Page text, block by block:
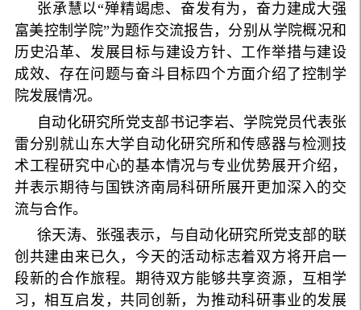
张承慧以“殚精竭虑、奋发有为，奋力建成大强
富美控制学院”为题作交流报告，分别从学院概况和
历史沿革、发展目标与建设方针、工作举措与建设
成效、存在问题与奋斗目标四个方面介绍了控制学
院发展情况。
自动化研究所党支部书记李岩、学院党员代表张
雷分别就山东大学自动化研究所和传感器与检测技
术工程研究中心的基本情况与专业优势展开介绍，
并表示期待与国铁济南局科研所展开更加深入的交
流与合作。
徐天涛、张强表示，与自动化研究所党支部的联
创共建由来已久，今天的活动标志着双方将开启一
段新的合作旅程。期待双方能够共享资源，互相学
习，相互启发，共同创新，为推动科研事业的发展